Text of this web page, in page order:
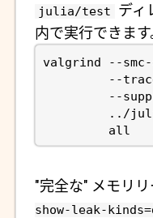
julia/test
ディ
内で実行できま
"完全な" メモリ
show-leak-